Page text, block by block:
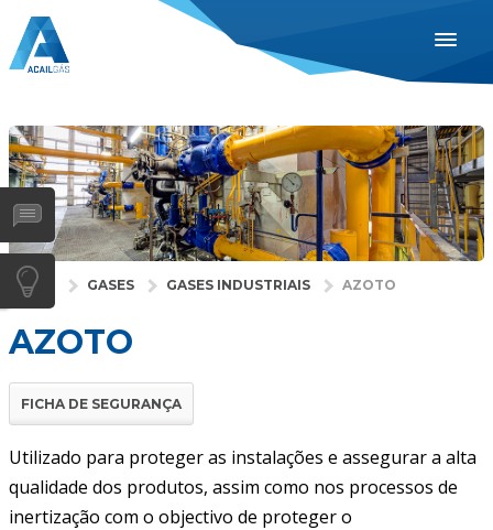
ACAIL GÁS
ENGLISH
ESPAÑOL
INDUSTRIAS
SAÚDE
NOTÍCIAS
CONTACTOS
INÍCIO GASES GASES INDUSTRIAIS AZOTO
AZOTO
FICHA DE SEGURANÇA
Utilizado para proteger as instalações e assegurar a alta
qualidade dos produtos, assim como nos processos de
inertização com o objectivo de proteger o